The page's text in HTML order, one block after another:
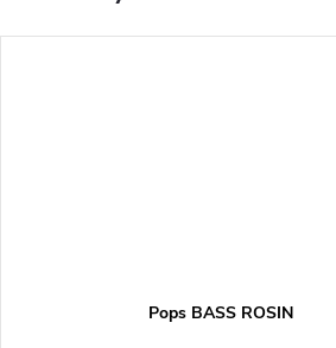
Pops BASS ROSIN